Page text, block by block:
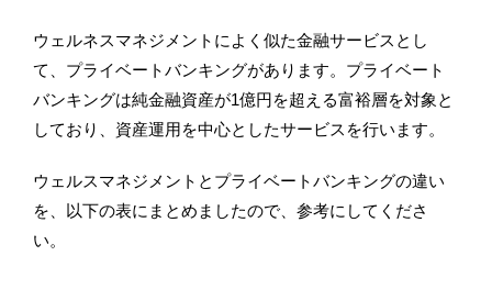
ウェルネスマネジメントによく似た金融サービスとし
て、プライベートバンキングがあります。プライベート
バンキングは純金融資産が1億円を超える富裕層を対象と
しており、資産運用を中心としたサービスを行います。
ウェルスマネジメントとプライベートバンキングの違い
を、以下の表にまとめましたので、参考にしてくださ
い。